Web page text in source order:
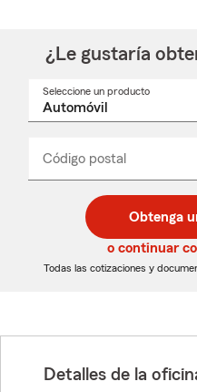
¿Le gustaría
Seleccione un producto
Código postal
de
5
dígitos
de
5
dígitos
_____
Obtenga
o continuar
Todas las cotizaciones y
Detalles de la